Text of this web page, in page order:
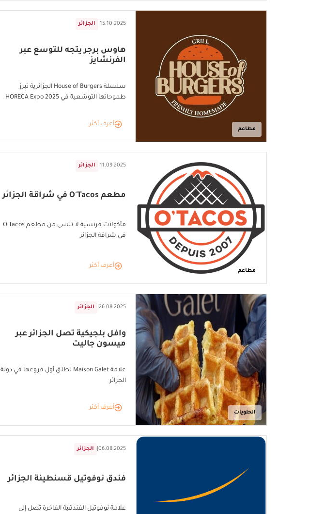
مطاعم
الجزائر 15.10.2025
هاوس برجر يتجه للتوسع عبر
الفرنشايز
سلسلة House of Burgers الجزائرية تبرز
طموحاتها التوسّعية في HORECA Expo 2025
أعرف أكثر
مطاعم
الجزائر 11.09.2025
مطعم O'Tacos في شراقة الجزائر
مأكولات فرنسية لا تنسى من مطعم O'Tacos
في شراقة الجزائر
أعرف أكثر
الحلويات
الجزائر 26.08.2025
وافل بلجيكية تصل الجزائر عبر
ميسون جاليت
علامة Maison Galet تطلق أول فروعها في دولة
الجزائر
أعرف أكثر
الجزائر 06.08.2025
فندق نوفوتيل قسنطينة الجزائر
علامة نوفوتيل الفندقية الفاخرة تصل إلى